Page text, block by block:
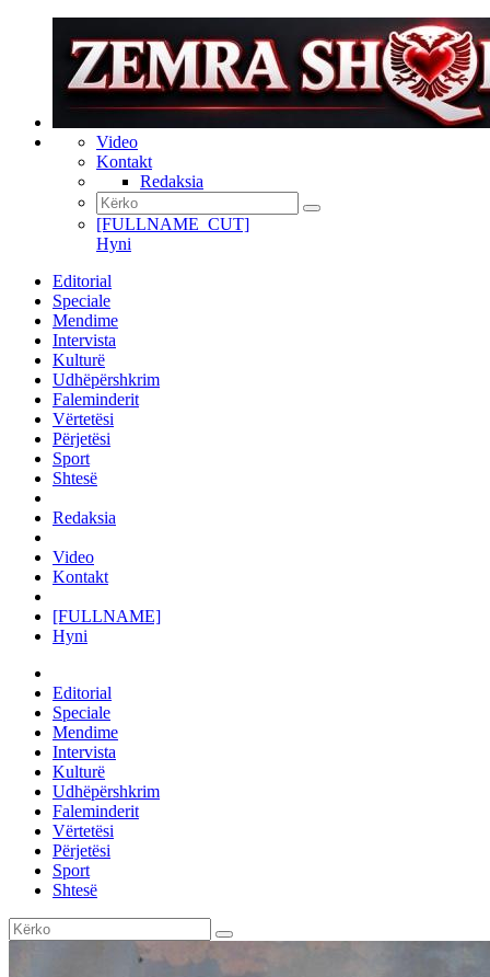
Video
Kontakt
Redaksia
[FULLNAME_CUT]
Hyni
Editorial
Speciale
Mendime
Intervista
Kulturë
Udhëpërshkrim
Faleminderit
Vërtetësi
Përjetësi
Sport
Shtesë
Redaksia
Video
Kontakt
[FULLNAME]
Hyni
Editorial
Speciale
Mendime
Intervista
Kulturë
Udhëpërshkrim
Faleminderit
Vërtetësi
Përjetësi
Sport
Shtesë